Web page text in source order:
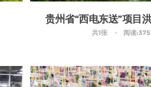
贵州省“西电东送”项目
共1张 阅读